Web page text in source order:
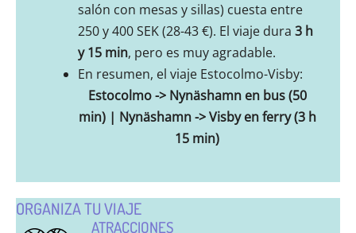
salón con mesas y sillas) cuesta entre
250 y 400 SEK (28-43 €). El viaje dura 3 h
y 15 min, pero es muy agradable.
En resumen, el viaje Estocolmo-Visby:
Estocolmo -> Nynäshamn en bus (50
min) | Nynäshamn -> Visby en ferry (3 h
15 min)
ORGANIZA TU VIAJE
ATRACCIONES